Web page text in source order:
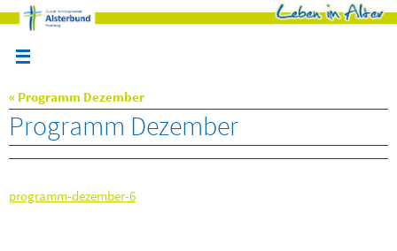
Zum
Inhalt
springen
« Programm Dezember
Programm Dezember
programm-dezember-6